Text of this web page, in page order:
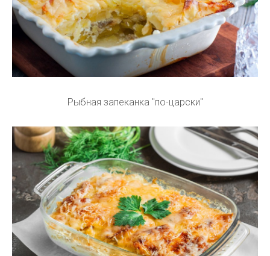
Рыбная запеканка "по-царски"